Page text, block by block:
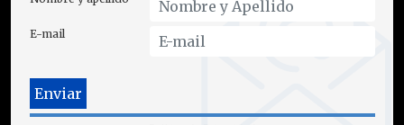
E-mail